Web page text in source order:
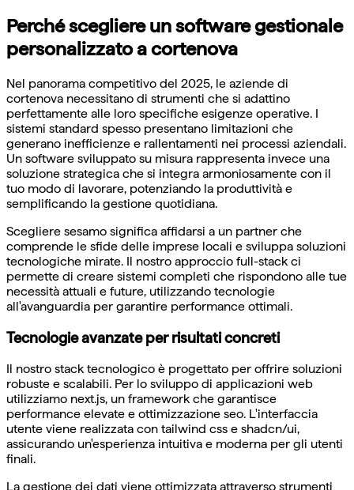
Perché scegliere un software gestionale
personalizzato a cortenova
Nel panorama competitivo del 2025, le aziende di
cortenova necessitano di strumenti che si adattino
perfettamente alle loro specifiche esigenze operative. I
sistemi standard spesso presentano limitazioni che
generano inefficienze e rallentamenti nei processi aziendali.
Un software sviluppato su misura rappresenta invece una
soluzione strategica che si integra armoniosamente con il
tuo modo di lavorare, potenziando la produttività e
semplificando la gestione quotidiana.
Scegliere sesamo significa affidarsi a un partner che
comprende le sfide delle imprese locali e sviluppa soluzioni
tecnologiche mirate. Il nostro approccio full-stack ci
permette di creare sistemi completi che rispondono alle tue
necessità attuali e future, utilizzando tecnologie
all'avanguardia per garantire performance ottimali.
Tecnologie avanzate per risultati concreti
Il nostro stack tecnologico è progettato per offrire soluzioni
robuste e scalabili. Per lo sviluppo di applicazioni web
utilizziamo next.js, un framework che garantisce
performance elevate e ottimizzazione seo. L'interfaccia
utente viene realizzata con tailwind css e shadcn/ui,
assicurando un'esperienza intuitiva e moderna per gli utenti
finali.
La gestione dei dati viene ottimizzata attraverso strumenti